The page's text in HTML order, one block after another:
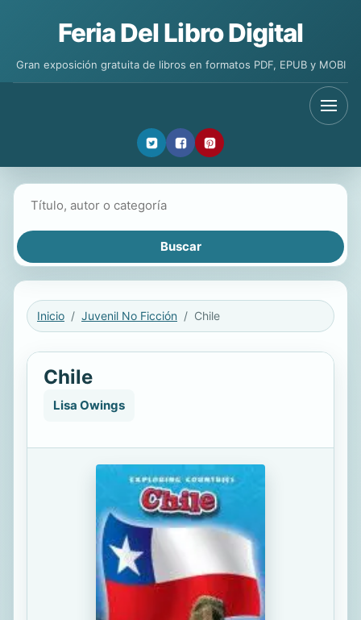
Feria Del Libro Digital
Gran exposición gratuita de libros en formatos PDF, EPUB y MOBI
Inicio Juvenil No Ficción Chile
Chile
Lisa Owings